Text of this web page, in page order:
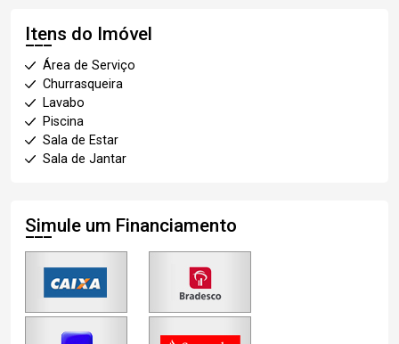
Itens do Imóvel
Área de Serviço
Churrasqueira
Lavabo
Piscina
Sala de Estar
Sala de Jantar
Simule um Financiamento